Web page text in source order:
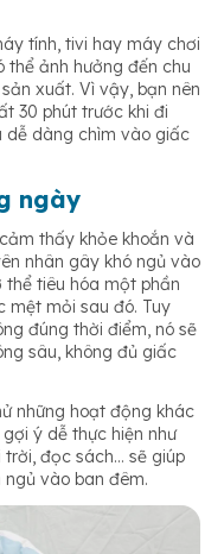
tính, tivi hay máy chơi
thể ảnh hưởng đến chu
xuất. Vì vậy, bạn nên
30 phút trước khi đi
dễ dàng chìm vào giấc
ngày
thấy khỏe khoắn và
nhân gây khó ngủ vào
thể tiêu hóa một phần
mệt mỏi sau đó. Tuy
đúng thời điểm, nó sẽ
sâu, không đủ giấc
những hoạt động khác
ý dễ thực hiện như
đọc sách… sẽ giúp
vào ban đêm.